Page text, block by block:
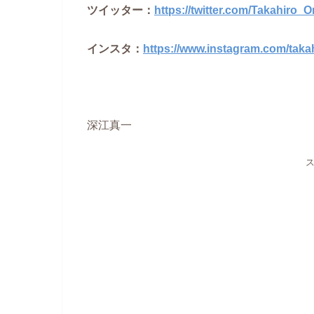
ツイッター： https://twitter.com/
インスタ： https://www.instagram.com/
深江真一